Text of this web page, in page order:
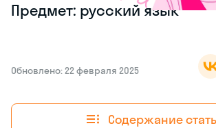
Предмет: русский язык
Обновлено: 22 февраля 2025
Содержание